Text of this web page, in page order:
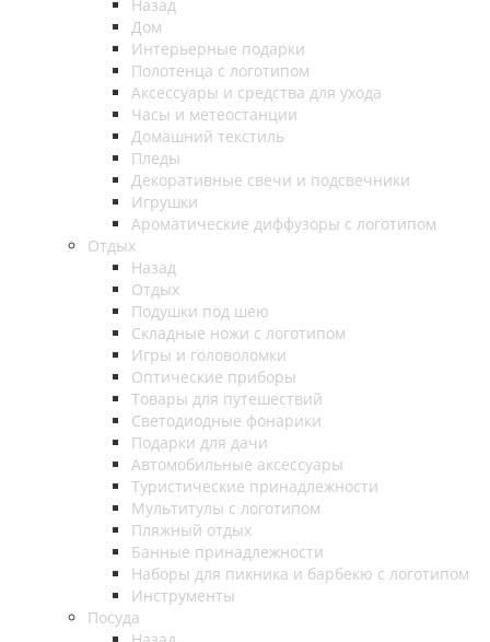
Назад
Дом
Интерьерные подарки
Полотенца с логотипом
Аксессуары и средства для ухода
Часы и метеостанции
Домашний текстиль
Пледы
Декоративные свечи и подсвечники
Игрушки
Ароматические диффузоры с логотипом
Отдых
Назад
Отдых
Подушки под шею
Складные ножи с логотипом
Игры и головоломки
Оптические приборы
Товары для путешествий
Светодиодные фонарики
Подарки для дачи
Автомобильные аксессуары
Туристические принадлежности
Мультитулы с логотипом
Пляжный отдых
Банные принадлежности
Наборы для пикника и барбекю с логотипом
Инструменты
Посуда